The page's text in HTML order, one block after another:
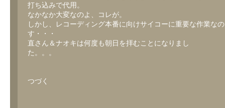
打ち込みで代用。
なかなか大変なのよ、コレが。
しかし、レコーディング本番に向けサイコーに重要な作業な
す・・・
直さん＆ナオキは何度も朝日を拝むことになりまし
た。。。
つづく